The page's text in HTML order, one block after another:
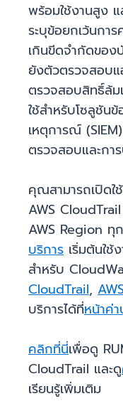
พร้อมใช้งานสูง
ระบุข้อยกเว้นกา
เกินขีดจำกัดของ
ยังตัวตรวจสอบแ
ตรวจสอบสิทธิ์ล้ม
ใช้สำหรับโซลูชัน
เหตุการณ์
ตรวจสอบและกา
คุณสามารถเปิด
AWS
AWS Region ทุ
บริการ เริ่มต้นใ
สำหรับ
CloudTrail,
บริการได้ที่หน้าค่
คลิกที่นี่เพื่อดู
CloudTrail และดู
เรียนรู้เพิ่มเติม